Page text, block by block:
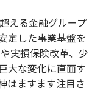
える金融グループ
定した事業基盤を
実損保険改革、少
大な変化に直面す
はますます注目さ